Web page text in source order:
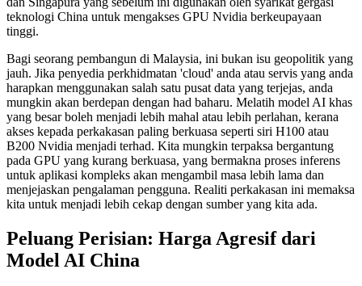
teknologi China untuk mengakses GPU Nvidia berkeupayaan
tinggi.
Bagi seorang pembangun di Malaysia, ini bukan isu geopolitik yang
jauh. Jika penyedia perkhidmatan 'cloud' anda atau servis yang anda
harapkan menggunakan salah satu pusat data yang terjejas, anda
mungkin akan berdepan dengan had baharu. Melatih model AI khas
yang besar boleh menjadi lebih mahal atau lebih perlahan, kerana
akses kepada perkakasan paling berkuasa seperti siri H100 atau
B200 Nvidia menjadi terhad. Kita mungkin terpaksa bergantung
pada GPU yang kurang berkuasa, yang bermakna proses inferens
untuk aplikasi kompleks akan mengambil masa lebih lama dan
menjejaskan pengalaman pengguna. Realiti perkakasan ini memaksa
kita untuk menjadi lebih cekap dengan sumber yang kita ada.
Peluang Perisian: Harga Agresif dari
Model AI China